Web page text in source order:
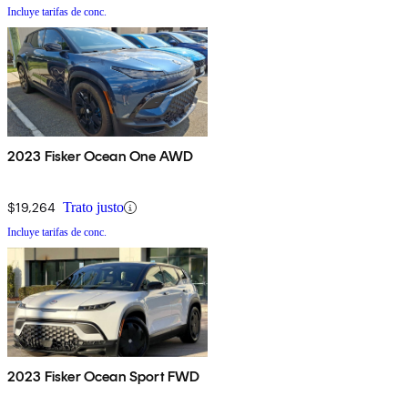
Incluye tarifas de conc.
2023 Fisker Ocean One AWD
$19,264 Trato justo
Incluye tarifas de conc.
2023 Fisker Ocean Sport FWD